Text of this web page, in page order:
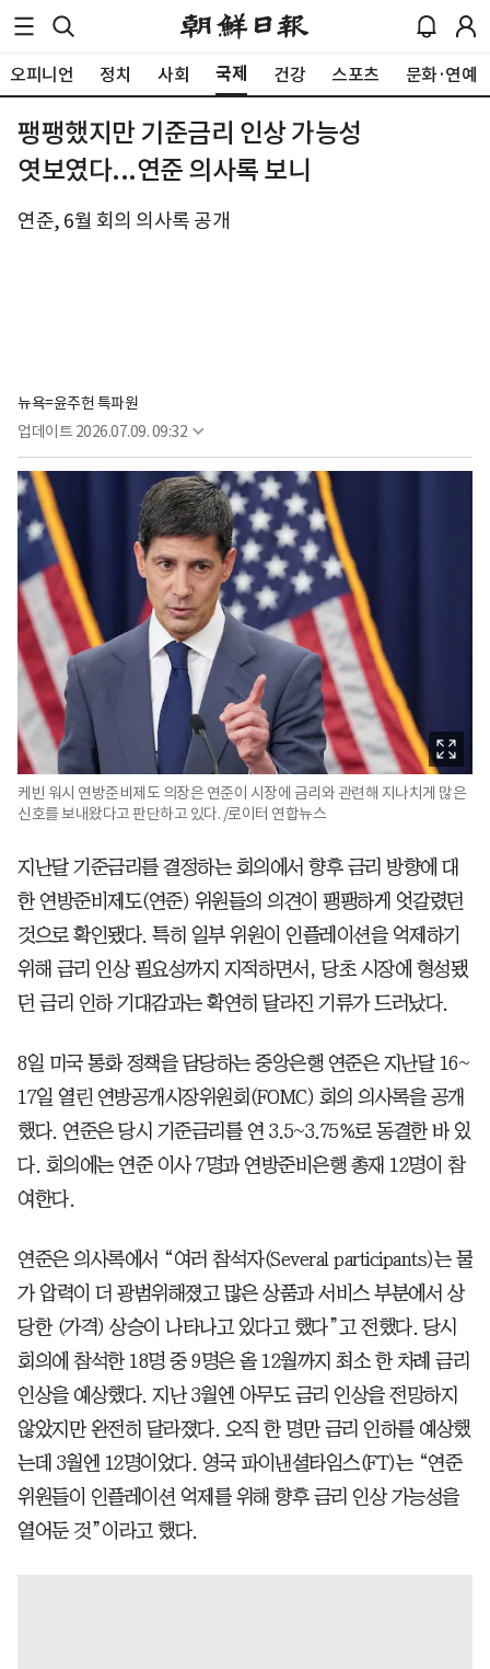
오피니언 정치 사회 국제 건강 스포츠 문화·연예
팽팽했지만 기준금리 인상 가능성
엿보였다...연준 의사록 보니
연준, 6월 회의 의사록 공개
뉴욕=윤주헌 특파원
업데이트 2026.07.09. 09:32
케빈 워시 연방준비제도 의장은 연준이 시장에 금리와 관련해 지나치게 많은
신호를 보내왔다고 판단하고 있다. /로이터 연합뉴스
지난달 기준금리를 결정하는 회의에서 향후 금리 방향에 대
한 연방준비제도(연준) 위원들의 의견이 팽팽하게 엇갈렸던
것으로 확인됐다. 특히 일부 위원이 인플레이션을 억제하기
위해 금리 인상 필요성까지 지적하면서, 당초 시장에 형성됐
던 금리 인하 기대감과는 확연히 달라진 기류가 드러났다.
8일 미국 통화 정책을 담당하는 중앙은행 연준은 지난달 16~
17일 열린 연방공개시장위원회(FOMC) 회의 의사록을 공개
했다. 연준은 당시 기준금리를 연 3.5~3.75%로 동결한 바 있
다. 회의에는 연준 이사 7명과 연방준비은행 총재 12명이 참
여한다.
연준은 의사록에서 “여러 참석자(Several participants)는 물
가 압력이 더 광범위해졌고 많은 상품과 서비스 부분에서 상
당한 (가격) 상승이 나타나고 있다고 했다”고 전했다. 당시
회의에 참석한 18명 중 9명은 올 12월까지 최소 한 차례 금리
인상을 예상했다. 지난 3월엔 아무도 금리 인상을 전망하지
않았지만 완전히 달라졌다. 오직 한 명만 금리 인하를 예상했
는데 3월엔 12명이었다. 영국 파이낸셜타임스(FT)는 “연준
위원들이 인플레이션 억제를 위해 향후 금리 인상 가능성을
열어둔 것”이라고 했다.